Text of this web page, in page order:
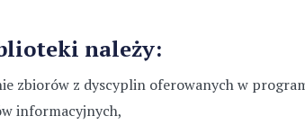
należy:
zbiorów z dyscyplin oferowanych w
informacyjnych,